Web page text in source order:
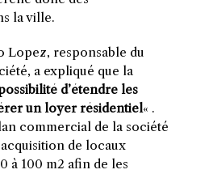
la ville.
Lopez, responsable du
a expliqué que la
d’étendre les
un loyer résidentiel« .
commercial de la société
de locaux
à 100 m2 afin de les